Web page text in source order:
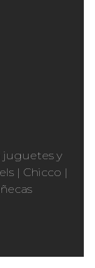
juguetes y
| Chicco |